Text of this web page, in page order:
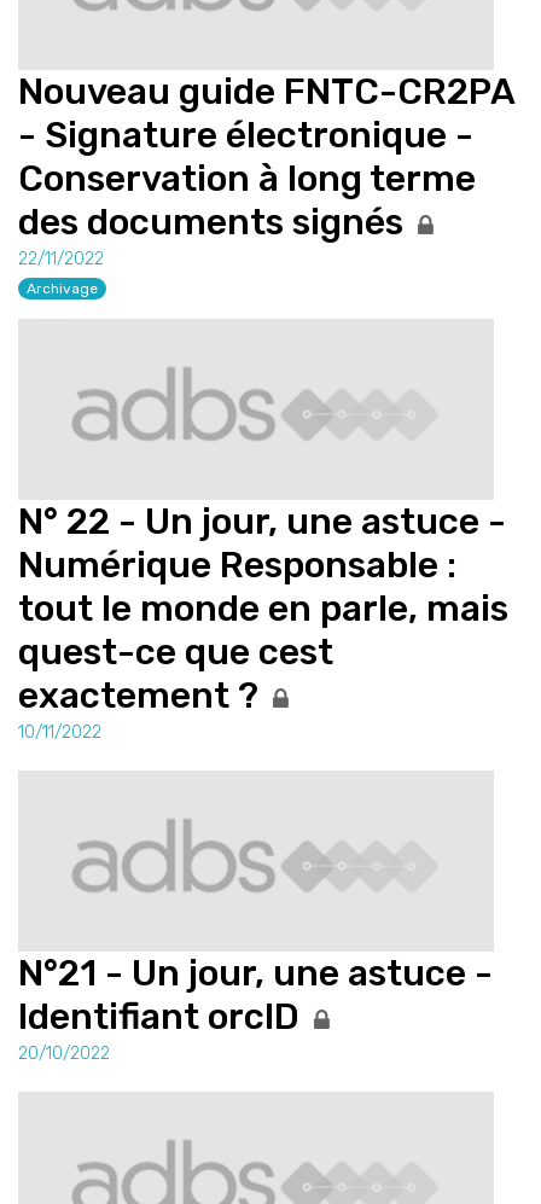
Nouveau guide FNTC-CR2PA
- Signature électronique -
Conservation à long terme
des documents signés
22/11/2022
Archivage
N° 22 - Un jour, une astuce -
Numérique Responsable :
tout le monde en parle, mais
quest-ce que cest
exactement ?
10/11/2022
N°21 - Un jour, une astuce -
Identifiant orcID
20/10/2022